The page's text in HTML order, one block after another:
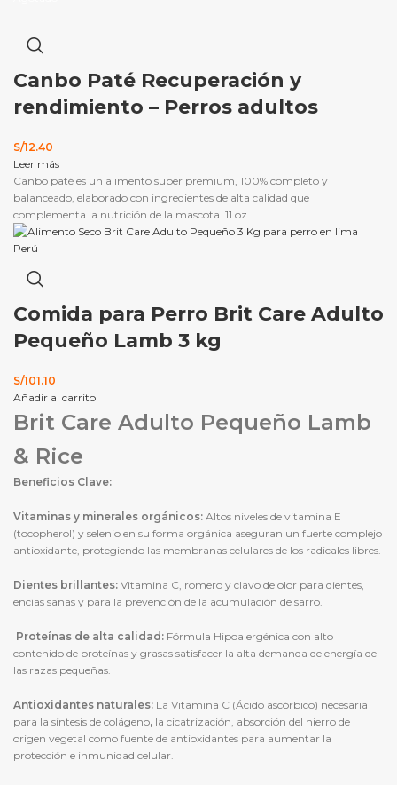
Canbo Paté Recuperación y
rendimiento – Perros adultos
S/12.40
Leer más
Canbo paté es un alimento super premium, 100% completo y
balanceado, elaborado con ingredientes de alta calidad que
complementa la nutrición de la mascota. 11 oz
Comida para Perro Brit Care Adulto
Pequeño Lamb 3 kg
S/101.10
Añadir al carrito
Brit Care Adulto Pequeño Lamb
& Rice
Beneficios Clave:
Vitaminas y minerales orgánicos: Altos niveles de vitamina E
(tocopherol) y selenio en su forma orgánica aseguran un fuerte complejo
antioxidante, protegiendo las membranas celulares de los radicales libres.
Dientes brillantes: Vitamina C, romero y clavo de olor para dientes,
encías sanas y para la prevención de la acumulación de sarro.
Proteínas de alta calidad: Fórmula Hipoalergénica con alto
contenido de proteínas y grasas satisfacer la alta demanda de energía de
las razas pequeñas.
Antioxidantes naturales: La Vitamina C (Ácido ascórbico) necesaria
para la síntesis de colágeno, la cicatrización, absorción del hierro de
origen vegetal como fuente de antioxidantes para aumentar la
protección e inmunidad celular.